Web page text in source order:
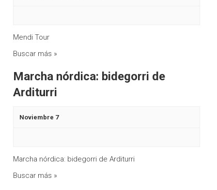
Mendi Tour
Buscar más »
Marcha nórdica: bidegorri de
Arditurri
Noviembre 7
Marcha nórdica: bidegorri de Arditurri
Buscar más »